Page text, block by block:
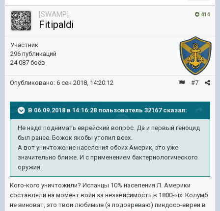
414
[SWAMP]
Fitipaldi
Участник
296 публикаций
24 087 боёв
#7
Опубликовано: 6 сен 2018, 14:20:12
В 06.09.2018 в 14:16:28 пользователь 32167сказал:
Не надо поднимать еврейский вопрос. Да и первый геноцид
был ранее. Божок якобы утопил всех.
А вот уничтожение населения обоих Америк, это уже
значительно ближе. И с применением бактериологического
оружия.
Кого-кого уничтожили? Испанцы 10% населения Л. Америки
составляли на момент войн за независимость в 1800-ых. Колумб
не виноват, это твои любимые (я подозреваю) пиндосо-евреи в